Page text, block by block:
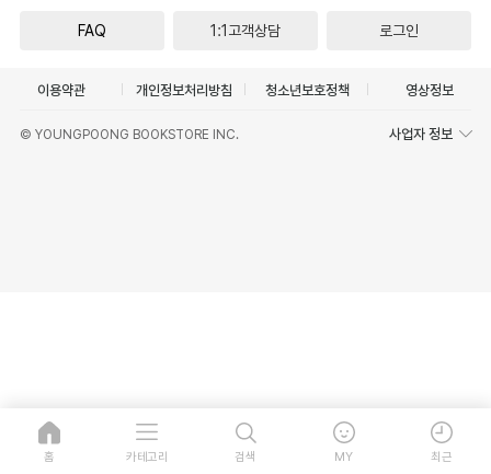
FAQ 1:1고객상담 로그인
이용약관 개인정보처리방침 청소년보호정책 영상정보
© YOUNGPOONG BOOKSTORE INC. 사업자 정보
홈 카테고리 검색 MY 최근